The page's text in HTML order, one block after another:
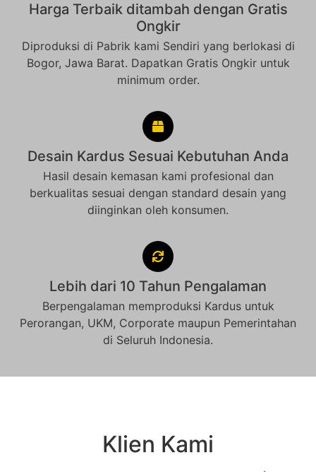
Harga Terbaik ditambah dengan Gratis
Ongkir
Diproduksi di Pabrik kami Sendiri yang berlokasi di
Bogor, Jawa Barat. Dapatkan Gratis Ongkir untuk
minimum order.
Desain Kardus Sesuai Kebutuhan Anda
Hasil desain kemasan kami profesional dan
berkualitas sesuai dengan standard desain yang
diinginkan oleh konsumen.
Lebih dari 10 Tahun Pengalaman
Berpengalaman memproduksi Kardus untuk
Perorangan, UKM, Corporate maupun Pemerintahan
di Seluruh Indonesia.
Klien Kami